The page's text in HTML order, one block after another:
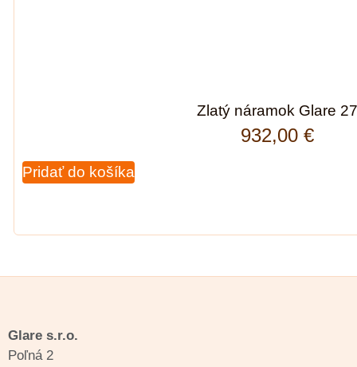
Zlatý náramok Glare 27
932,00 €
Pridať do košíka
Glare s.r.o.
Poľná 2